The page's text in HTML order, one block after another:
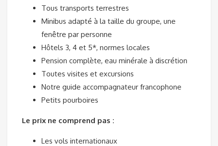
Tous transports terrestres
Minibus adapté à la taille du groupe, une
fenêtre par personne
Hôtels 3, 4 et 5*, normes locales
Pension complète, eau minérale à discrétion
Toutes visites et excursions
Notre guide accompagnateur francophone
Petits pourboires
Le prix ne comprend pas :
Les vols internationaux